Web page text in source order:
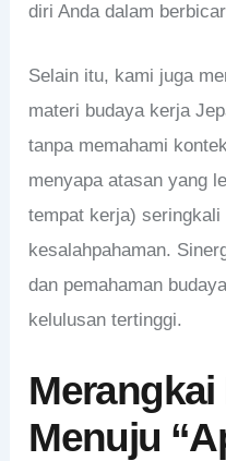
diri Anda dalam
Selain itu, kami juga
materi budaya kerja
tanpa memahami
menyapa atasan yang
tempat kerja) seringkali
kesalahpahaman.
dan pemahaman
kelulusan tertinggi.
Merangkai
Menuju